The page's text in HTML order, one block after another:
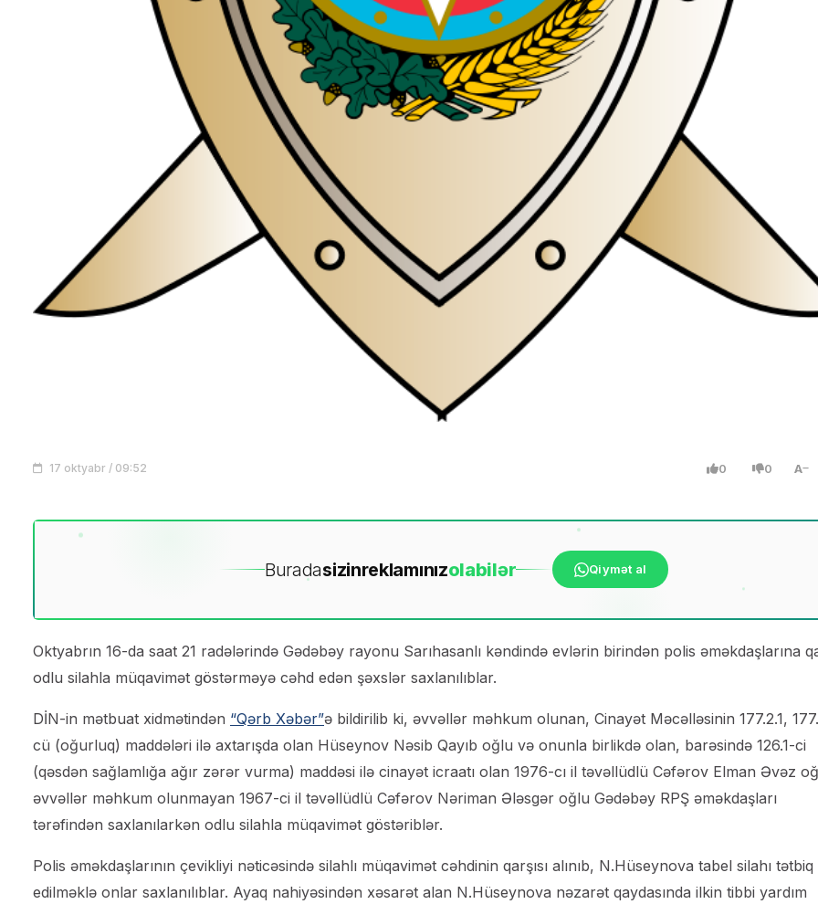
17 oktyabr / 09:52 0 0 A
Buradasizinreklamınızolabilər Qiymət al
Oktyabrın 16-da saat 21 radələrində Gədəbəy rayonu Sarıhasanlı kəndində evlərin birindən polis əməkdaşlarına
odlu silahla müqavimət göstərməyə cəhd edən şəxslər saxlanılıblar.
DİN-in mətbuat xidmətindən “Qərb Xəbər”ə bildirilib ki, əvvəllər məhkum olunan, Cinayət Məcəlləsinin 177.2.1,
cü (oğurluq) maddələri ilə axtarışda olan Hüseynov Nəsib Qayıb oğlu və onunla birlikdə olan, barəsində 126.1-ci
(qəsdən sağlamlığa ağır zərər vurma) maddəsi ilə cinayət icraatı olan 1976-cı il təvəllüdlü Cəfərov Elman Əvəz
əvvəllər məhkum olunmayan 1967-ci il təvəllüdlü Cəfərov Nəriman Ələsgər oğlu Gədəbəy RPŞ əməkdaşları
tərəfindən saxlanılarkən odlu silahla müqavimət göstəriblər.
Polis əməkdaşlarının çevikliyi nəticəsində silahlı müqavimət cəhdinin qarşısı alınıb, N.Hüseynova tabel silahı tətbiq
edilməklə onlar saxlanılıblar. Ayaq nahiyəsindən xəsarət alan N.Hüseynova nəzarət qaydasında ilkin tibbi yardım